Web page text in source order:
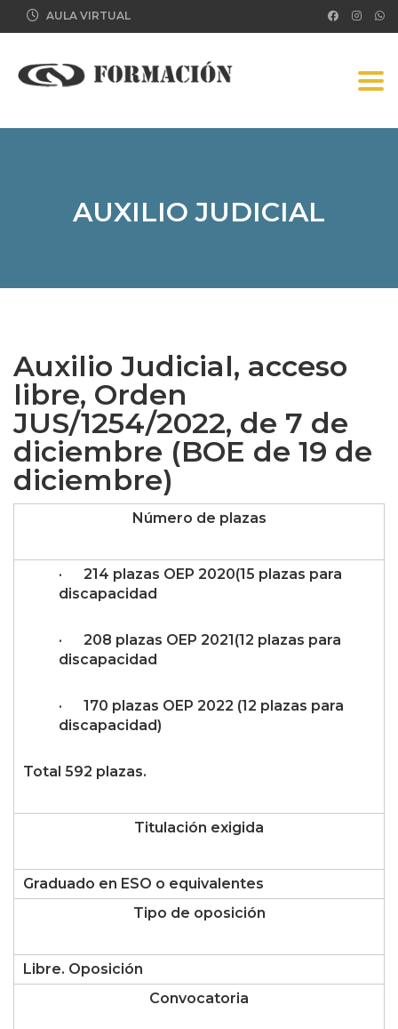
AULA VIRTUAL
AUXILIO JUDICIAL
Auxilio Judicial, acceso
libre, Orden
JUS/1254/2022, de 7 de
diciembre (BOE de 19 de
diciembre)
Número de plazas
· 214 plazas OEP 2020(15 plazas para
discapacidad
· 208 plazas OEP 2021(12 plazas para
discapacidad
· 170 plazas OEP 2022 (12 plazas para
discapacidad)
Total 592 plazas.
Titulación exigida
Graduado en ESO o equivalentes
Tipo de oposición
Libre. Oposición
Convocatoria